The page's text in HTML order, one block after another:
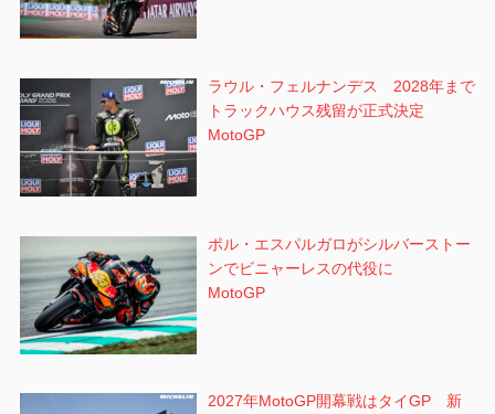
ラウル・フェルナンデス 2028年まで
トラックハウス残留が正式決定
MotoGP
ポル・エスパルガロがシルバーストー
ンでビニャーレスの代役に
MotoGP
2027年MotoGP開幕戦はタイGP 新